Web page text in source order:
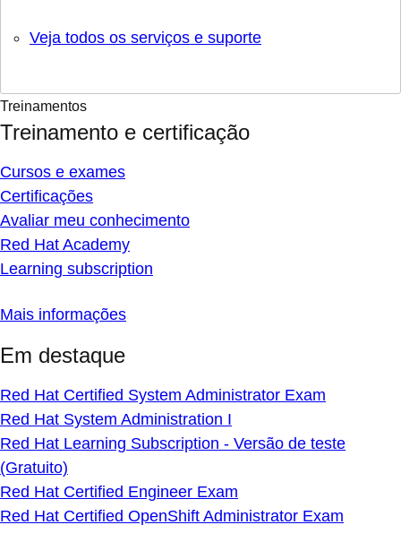
Veja todos os serviços e suporte
Treinamentos
Treinamento e certificação
Cursos e exames
Certificações
Avaliar meu conhecimento
Red Hat Academy
Learning subscription
Mais informações
Em destaque
Red Hat Certified System Administrator Exam
Red Hat System Administration I
Red Hat Learning Subscription - Versão de teste
(Gratuito)
Red Hat Certified Engineer Exam
Red Hat Certified OpenShift Administrator Exam